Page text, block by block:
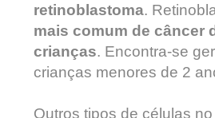
retinoblastoma.
mais comum de câncer
crianças. Encontra-se
crianças menores de 2
Outros tipos de células